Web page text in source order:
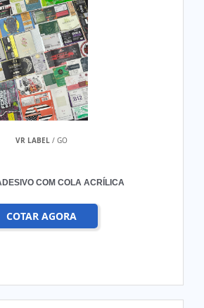
VR LABEL / GO
COM COLA ACRÍLICA
COTAR AGORA